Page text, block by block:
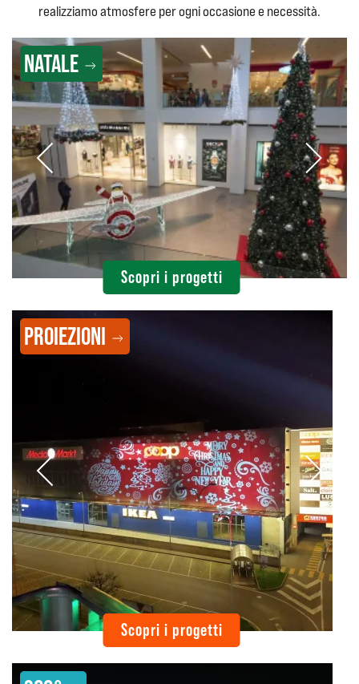
realizziamo atmosfere per ogni occasione e necessità.
NATALE
Scopri i progetti
PROIEZIONI
Scopri i progetti